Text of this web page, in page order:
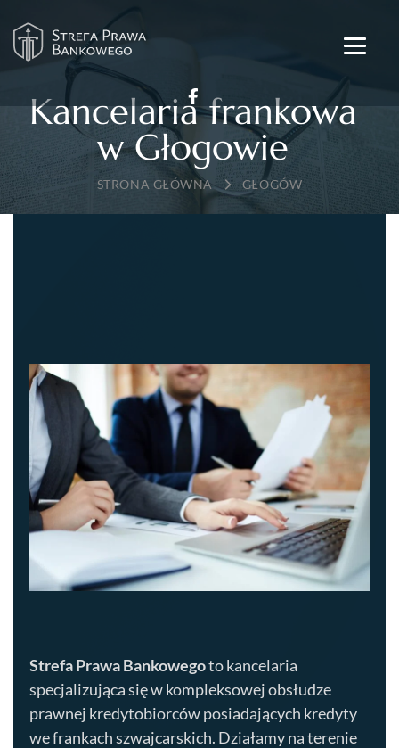
Kancelaria frankowa
w Głogowie
→ GŁOGÓW
Strefa Prawa Bankowegoto kancelaria
specjalizująca się w kompleksowej obsłudze
prawnej kredytobiorców posiadających kredyty
we frankach szwajcarskich. Działamy na terenie